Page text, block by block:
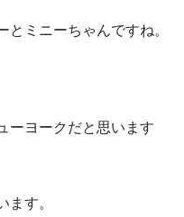
ミニーちゃんですね。
ーヨークだと思います
ます。